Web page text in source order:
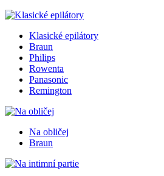
Klasické epilátory
Braun
Philips
Rowenta
Panasonic
Remington
Na obličej
Braun